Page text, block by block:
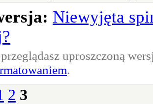
Niewyjęta
uproszczoną
.
2 3